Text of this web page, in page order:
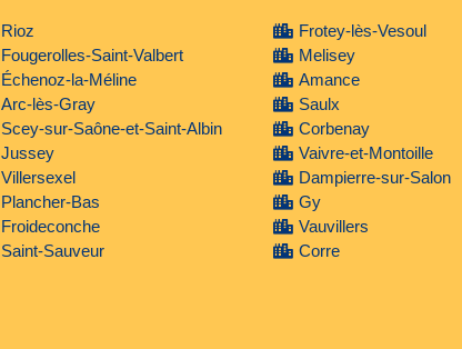
Rioz
Fougerolles-Saint-Valbert
Échenoz-la-Méline
Arc-lès-Gray
Scey-sur-Saône-et-Saint-Albin
Jussey
Villersexel
Plancher-Bas
Froideconche
Saint-Sauveur
Frotey-lès-Vesoul
Melisey
Amance
Saulx
Corbenay
Vaivre-et-Montoille
Dampierre-sur-Salon
Gy
Vauvillers
Corre